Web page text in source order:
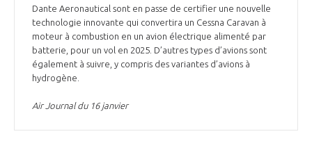
Dante Aeronautical sont en passe de certifier une nouvelle
technologie innovante qui convertira un Cessna Caravan à
moteur à combustion en un avion électrique alimenté par
batterie, pour un vol en 2025. D’autres types d’avions sont
également à suivre, y compris des variantes d’avions à
hydrogène.
Air Journal du 16 janvier